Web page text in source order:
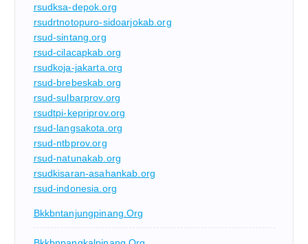
rsudksa-depok.org
rsudrtnotopuro-sidoarjokab.org
rsud-sintang.org
rsud-cilacapkab.org
rsudkoja-jakarta.org
rsud-brebeskab.org
rsud-sulbarprov.org
rsudtpi-kepriprov.org
rsud-langsakota.org
rsud-ntbprov.org
rsud-natunakab.org
rsudkisaran-asahankab.org
rsud-indonesia.org
Bkkbntanjungpinang.org